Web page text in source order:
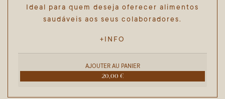
Ideal para quem deseja oferecer alimentos
saudáveis aos seus colaboradores.
+INFO
AJOUTER AU PANIER
20,00 €